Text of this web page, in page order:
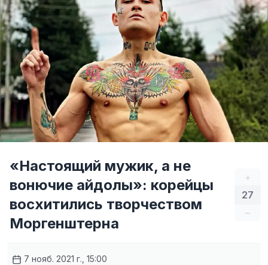
+
27
–
«Настоящий мужик, а не
вонючие айдолы»: корейцы
восхитились творчеством
Моргенштерна
7 нояб. 2021 г., 15:00